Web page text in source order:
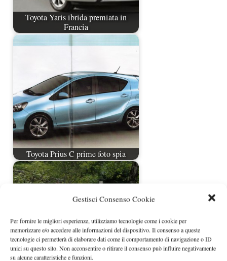
Gestisci Consenso Cookie
Per fornire le migliori esperienze, utilizziamo tecnologie come i cookie per
memorizzare e/o accedere alle informazioni del dispositivo. Il consenso a queste
tecnologie ci permetterà di elaborare dati come il comportamento di navigazione o ID
unici su questo sito. Non acconsentire o ritirare il consenso può influire negativamente
su alcune caratteristiche e funzioni.
Toyota Yaris ibrida premiata in
Francia
Toyota Prius C prime foto spia